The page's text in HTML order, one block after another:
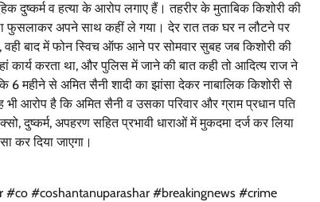
दुष्कर्म व हत्या के आरोप लगाए हैं। तहरीर के मुताबिक किशोरी की
फुसलाकर अपने साथ कहीं ले गया। देर रात तक घर न लौटने पर
बाद में फोन स्विच ऑफ आने पर सोमवार सुबह जब किशोरी की
कार्य करता था, और पुलिस में जाने की बात कही तो आदित्य राज ने
महीने से अमित सैनी शादी का झांसा देकर नाबालिक किशोरी से
भी आरोप है कि अमित सैनी व उसका परिवार और ग्राम प्रधान पति
दुष्कर्म, अपहरण सहित प्रभावी धाराओं में मुकदमा दर्ज कर लिया
कर दिया जाएगा।
#coshantanuparashar #breakingnews #crime